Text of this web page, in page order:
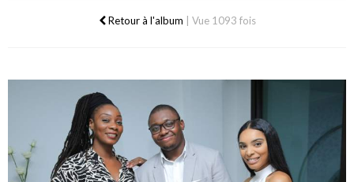
Retour à l'album Vue 1093 fois